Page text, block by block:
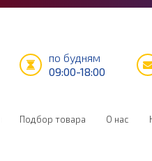
по будням
09:00-18:00
Подбор товара О нас